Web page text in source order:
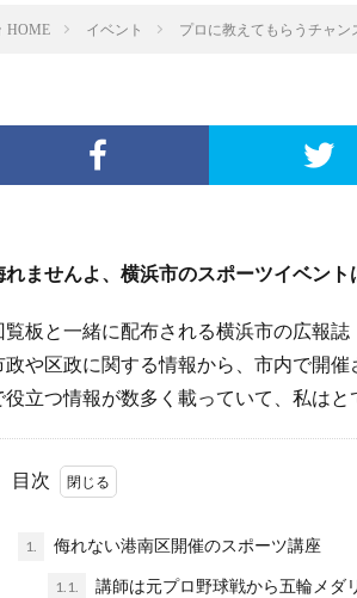
HOME イベント プロに教えてもらうチャン
れませんよ、横浜市のスポーツイベント
覧板と一緒に配布される横浜市の広報
政や区政に関する情報から、市内で開
役立つ情報が数多く載っていて、私はと
目次
1. 侮れない港南区開催のスポーツ講座
1.1. 講師は元プロ野球戦から五輪メダ